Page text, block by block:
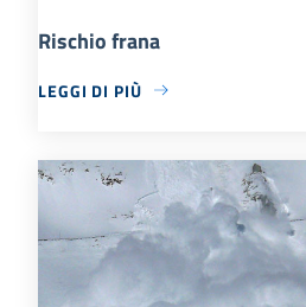
Rischio frana
LEGGI DI PIÙ